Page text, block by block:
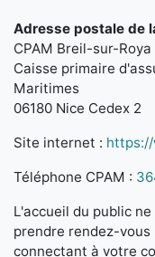
Adresse postale de
CPAM Breil-sur-Roya
Caisse primaire
Maritimes
06180 Nice Cedex 2
Site internet :
Téléphone CPAM :
L'accueil du public
prendre rendez-
connectant à votre